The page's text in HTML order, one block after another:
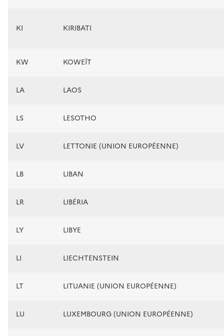
KI KIRIBATI
KW KOWEÏT
LA LAOS
LS LESOTHO
LV LETTONIE (UNION EUROPÉENNE)
LB LIBAN
LR LIBÉRIA
LY LIBYE
LI LIECHTENSTEIN
LT LITUANIE (UNION EUROPÉENNE)
LU LUXEMBOURG (UNION EUROPÉENNE)